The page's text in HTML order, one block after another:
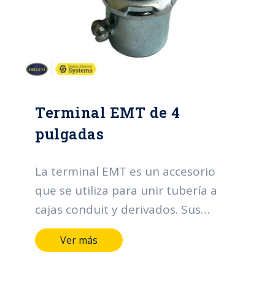
Terminal EMT de 4
pulgadas
La terminal EMT es un accesorio
que se utiliza para unir tubería a
cajas conduit y derivados. Sus
funciones principales se centran en
la organización y protección de los
Ver más